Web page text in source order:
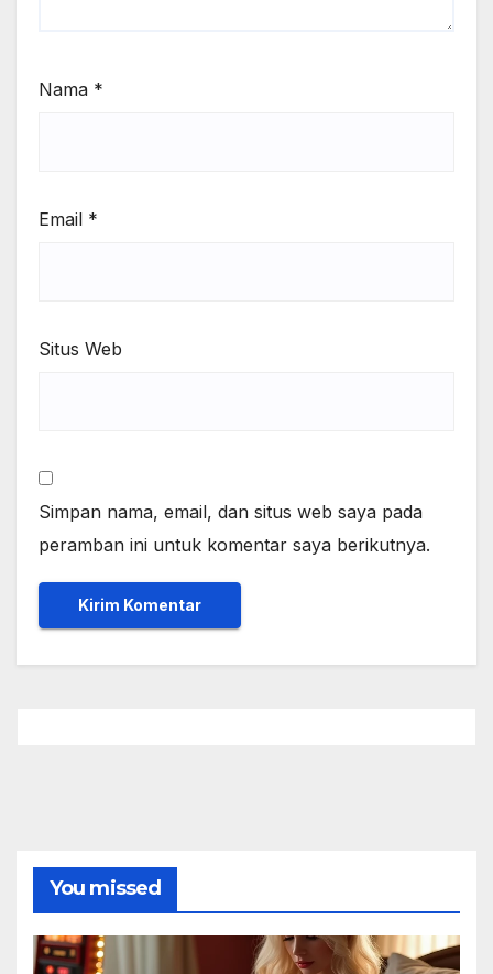
Nama *
Email *
Situs Web
Simpan nama, email, dan situs web saya pada
peramban ini untuk komentar saya berikutnya.
You missed